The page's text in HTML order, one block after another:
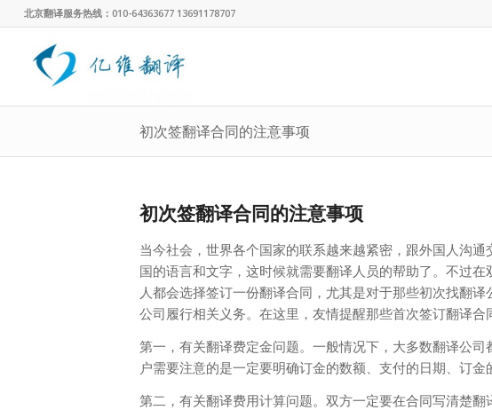
北京翻译服务热线：010-64363677 13691178707
初次签翻译合同的注意事项
初次签翻译合同的注意事项
当今社会，世界各个国家的联系越来越紧密，跟外国人沟
国的语言和文字，这时候就需要翻译人员的帮助了。不过
人都会选择签订一份翻译合同，尤其是对于那些初次找翻
公司履行相关义务。在这里，友情提醒那些首次签订翻译合
第一，有关翻译费定金问题。一般情况下，大多数翻译公
户需要注意的是一定要明确订金的数额、支付的日期、订金
第二，有关翻译费用计算问题。双方一定要在合同写清楚